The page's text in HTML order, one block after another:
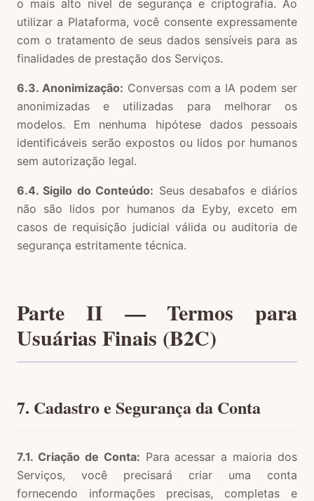
o mais alto nível de segurança e criptografia. Ao
utilizar a Plataforma, você consente expressamente
com o tratamento de seus dados sensíveis para as
finalidades de prestação dos Serviços.
6.3. Anonimização: Conversas com a IA podem ser
anonimizadas e utilizadas para melhorar os
modelos. Em nenhuma hipótese dados pessoais
identificáveis serão expostos ou lidos por humanos
sem autorização legal.
6.4. Sigilo do Conteúdo: Seus desabafos e diários
não são lidos por humanos da Eyby, exceto em
casos de requisição judicial válida ou auditoria de
segurança estritamente técnica.
Parte II — Termos para
Usuárias Finais (B2C)
7. Cadastro e Segurança da Conta
7.1. Criação de Conta: Para acessar a maioria dos
Serviços, você precisará criar uma conta
fornecendo informações precisas, completas e